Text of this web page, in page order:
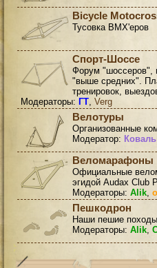
Bicycle
Тусовка BMX'еров
Спорт-Шоссе
Форум "шоссеров",
"выше средних".
тренировок,
Модераторы: ГТ, Verg
Велотуры
Организованные
Модератор: Коваль
Веломарафоны
Официальные
эгидой Audax Club
Модераторы: Alik,
Пешкодрон
Наши пешие
Модераторы: Alik,